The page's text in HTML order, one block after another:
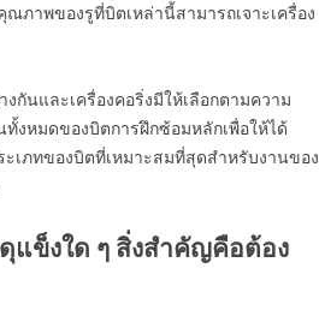
ภาพของรูที่บิตเหล่านี้สามารถเจาะเครื่อง
นและเครื่องคอริ่งมีให้เลือกตามความ
งหมดของบิตการฝึกซ้อมหลักเพื่อให้ได้
เภทของบิตที่เหมาะสมที่สุดสำหรับงานของ
แข็งใด ๆ สิ่งสำคัญคือต้อง